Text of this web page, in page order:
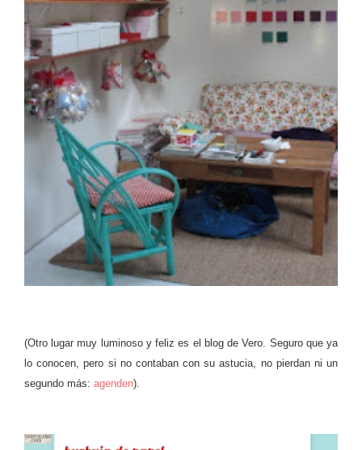
(Otro lugar muy luminoso y feliz es el blog de Vero. Seguro que ya
lo conocen, pero si no contaban con su astucia, no pierdan ni un
segundo más: agenden).